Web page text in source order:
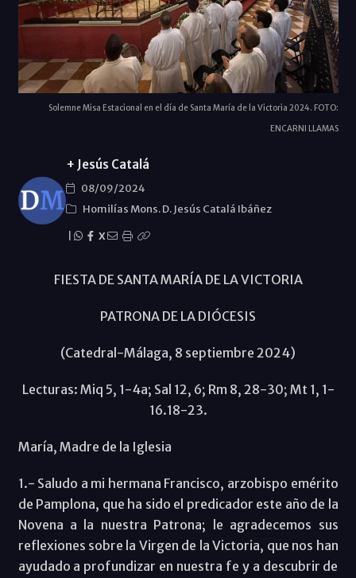
Solemne Misa Estacional en el día de Santa María de la Victoria 2024. FOTO:
ENCARNI LLAMAS
+ Jesús Catalá
08/09/2024
Homilías Mons. D. Jesús Catalá Ibáñez
X
FIESTA DE SANTA MARÍA DE LA VICTORIA
PATRONA DE LA DIÓCESIS
(Catedral-Málaga, 8 septiembre 2024)
Lecturas: Miq 5, 1-4a; Sal 12, 6; Rm 8, 28-30; Mt 1, 1-
16.18-23.
María, Madre de la Iglesia
1.- Saludo a mi hermana Francisco, arzobispo emérito
de Pamplona, que ha sido el predicador este año de la
Novena a la nuestra Patrona; le agradecemos sus
reflexiones sobre la Virgen de la Victoria, que nos han
ayudado a profundizar en nuestra fe y a descubrir de